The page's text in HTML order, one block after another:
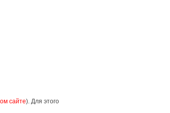
сайте). Для этого